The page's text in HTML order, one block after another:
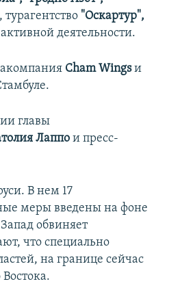
, турагентство "Оскартур",
деятельности.
Cham Wingsи
главы
Лаппо и пресс-
В нем 17
меры введены на фоне
обвиняет
что специально
на границе сейчас